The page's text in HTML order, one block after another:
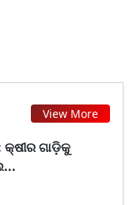
View More
ଗାଡ଼ିକୁ